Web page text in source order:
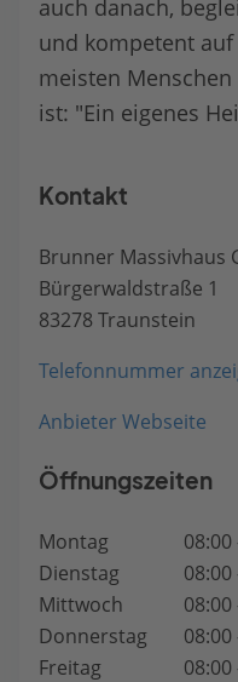
auch danach,
und kompetent
meisten
ist: "Ein eigenes
Kontakt
Brunner Massivhaus
Bürgerwaldstraße 1
83278 Traunstein
Telefonnummer
Anbieter Webseite
Öffnungszeiten
Montag
08:00
Dienstag
08:00
Mittwoch
08:00
Donnerstag
08:00
Freitag
08:00